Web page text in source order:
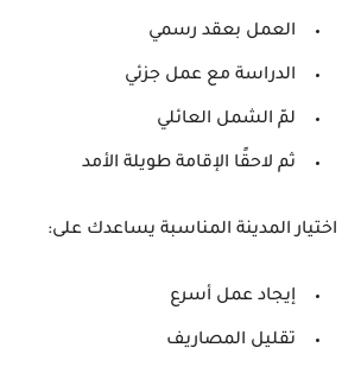
العمل بعقد رسمي
الدراسة مع عمل جزئي
لمّ الشمل العائلي
ثم لاحقًا الإقامة طويلة الأمد
اختيار المدينة المناسبة يساعدك على:
إيجاد عمل أسرع
تقليل المصاريف